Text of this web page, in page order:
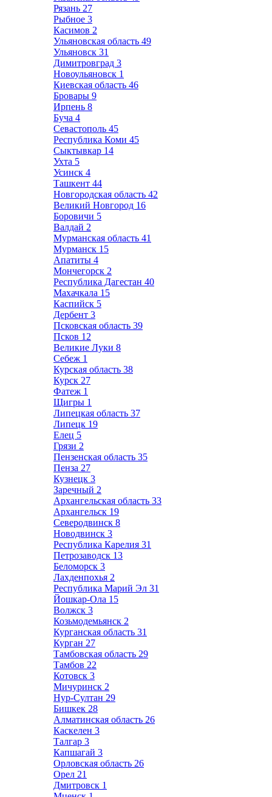
Рязань 27
Рыбное 3
Касимов 2
Ульяновская область 49
Ульяновск 31
Димитровград 3
Новоульяновск 1
Киевская область 46
Бровары 9
Ирпень 8
Буча 4
Севастополь 45
Республика Коми 45
Сыктывкар 14
Ухта 5
Усинск 4
Ташкент 44
Новгородская область 42
Великий Новгород 16
Боровичи 5
Валдай 2
Мурманская область 41
Мурманск 15
Апатиты 4
Мончегорск 2
Республика Дагестан 40
Махачкала 15
Каспийск 5
Дербент 3
Псковская область 39
Псков 12
Великие Луки 8
Себеж 1
Курская область 38
Курск 27
Фатеж 1
Щигры 1
Липецкая область 37
Липецк 19
Елец 5
Грязи 2
Пензенская область 35
Пенза 27
Кузнецк 3
Заречный 2
Архангельская область 33
Архангельск 19
Северодвинск 8
Новодвинск 3
Республика Карелия 31
Петрозаводск 13
Беломорск 3
Лахденпохья 2
Республика Марий Эл 31
Йошкар-Ола 15
Волжск 3
Козьмодемьянск 2
Курганская область 31
Курган 27
Тамбовская область 29
Тамбов 22
Котовск 3
Мичуринск 2
Нур-Султан 29
Бишкек 28
Алматинская область 26
Каскелен 3
Талгар 3
Капшагай 3
Орловская область 26
Орел 21
Дмитровск 1